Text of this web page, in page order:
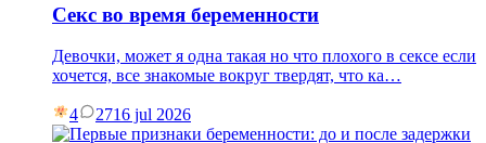
Секс во время беременности
Девочки, может я одна такая но что плохого в сексе если
хочется, все знакомые вокруг твердят, что ка…
4 2716 jul 2026